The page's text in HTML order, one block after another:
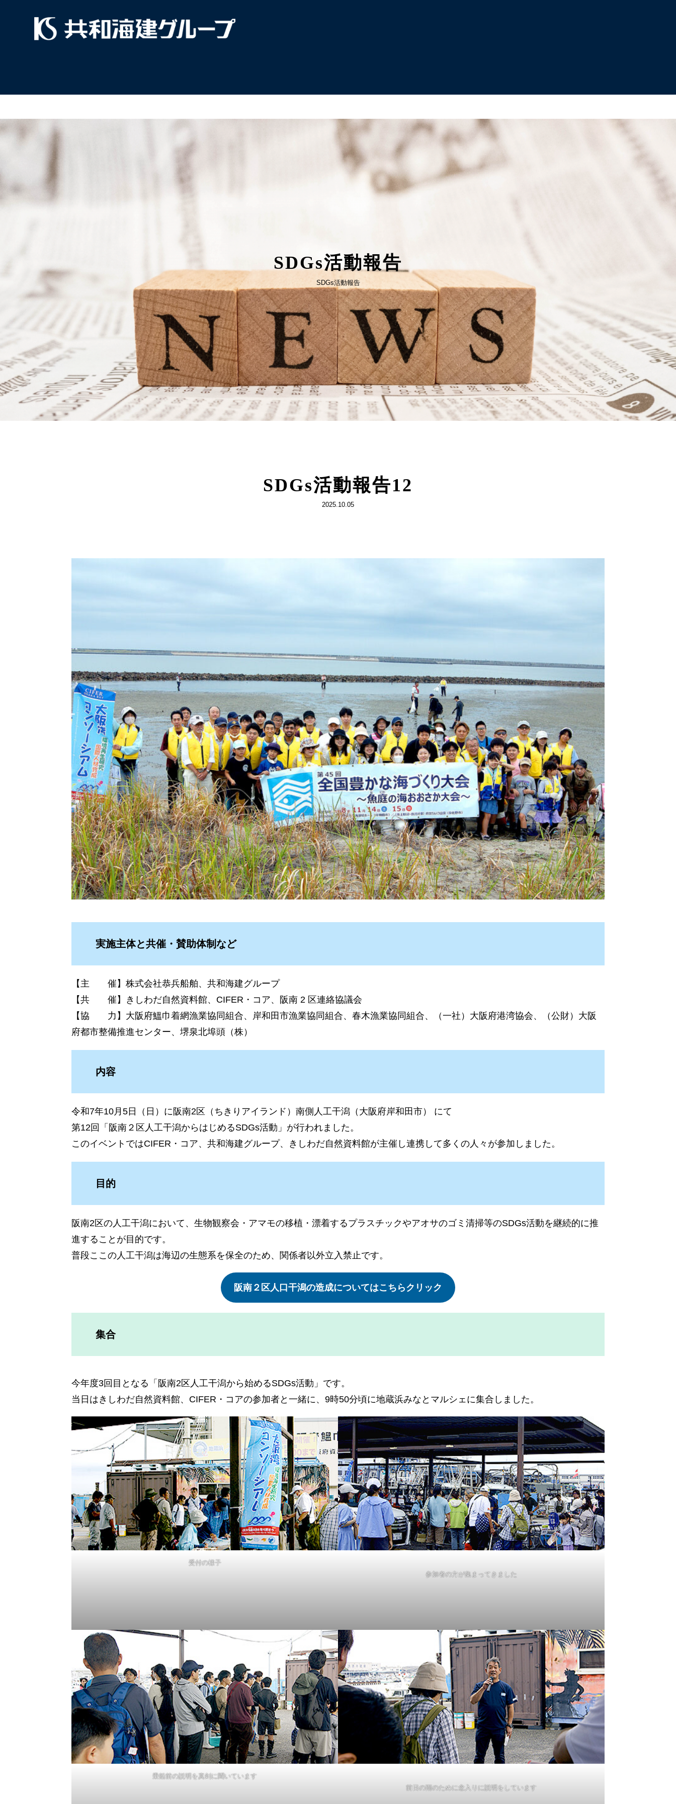
SDGs活動報告
SDGs活動報告
SDGs活動報告12
2025.10.05
実施主体と共催・賛助体制など
【主 催】株式会社恭兵船舶、共和海建グループ
【共 催】きしわだ自然資料館、CIFER・コア、阪南 2 区連絡協議会
【協 力】大阪府鰮巾着網漁業協同組合、岸和田市漁業協同組合、春木漁業協同組合、（一社）大阪府港湾協会、（公財）大阪
府都市整備推進センター、堺泉北埠頭（株）
内容
令和7年10月5日（日）に阪南2区（ちきりアイランド）南側人工干潟（大阪府岸和田市） にて
第12回「阪南２区人工干潟からはじめるSDGs活動」が行われました。
このイベントではCIFER・コア、共和海建グループ、きしわだ自然資料館が主催し連携して多くの人々が参加しました。
目的
阪南2区の人工干潟において、生物観察会・アマモの移植・漂着するプラスチックやアオサのゴミ清掃等のSDGs活動を継続的に推
進することが目的です。
普段ここの人工干潟は海辺の生態系を保全のため、関係者以外立入禁止です。
阪南２区人口干潟の造成についてはこちらクリック
集合
今年度3回目となる「阪南2区人工干潟から始めるSDGs活動」です。
当日はきしわだ自然資料館、CIFER・コアの参加者と一緒に、9時50分頃に地蔵浜みなとマルシェに集合しました。
受付の様子
参加者の方が集まってきました
乗船前の説明を真剣に聞いています
前日の雨のために念入りに説明をしています